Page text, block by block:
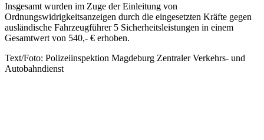
Insgesamt wurden im Zuge der Einleitung von
Ordnungswidrigkeitsanzeigen durch die eingesetzten Kräfte gegen
ausländische Fahrzeugführer 5 Sicherheitsleistungen in einem
Gesamtwert von 540,- € erhoben.
Text/Foto: Polizeiinspektion Magdeburg Zentraler Verkehrs- und
Autobahndienst